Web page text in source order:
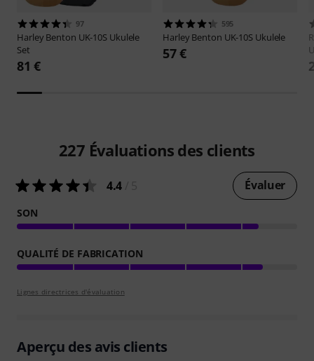
97
Harley Benton UK-10S Ukulele
Set
81 €
595
Harley Benton UK-10S Ukulele
57 €
227 Évaluations des clients
4.4 Évaluer
SON
QUALITÉ DE FABRICATION
Lignes directrices d'évaluation
Aperçu des avis clients